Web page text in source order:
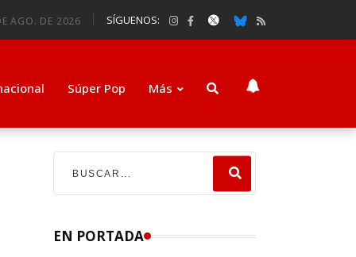
AGO. DE 2026 SÍGUENOS:
Súper Pop Más
EN PORTADA